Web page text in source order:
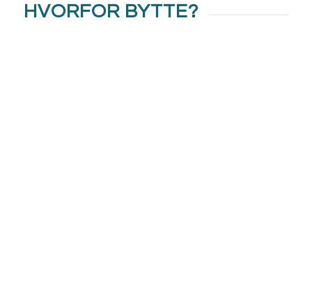
HVORFOR BYTTE?